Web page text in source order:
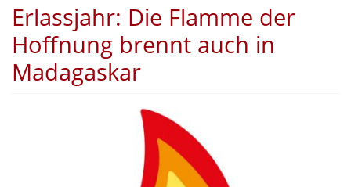
Erlassjahr: Die Flamme der
Hoffnung brennt auch in
Madagaskar